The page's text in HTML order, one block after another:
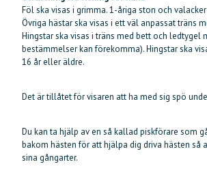
Föl ska visas i grimma. 1-åriga ston och
Övriga hästar ska visas i ett väl anpassat träns
Hingstar ska visas i träns med bett och ledtygel
bestämmelser kan förekomma). Hingstar ska
16 år eller äldre.
Det är tillåtet för visaren att ha med sig spö
Du kan ta hjälp av en så kallad piskförare som
bakom hästen för att hjälpa dig driva hästen så
sina gångarter.